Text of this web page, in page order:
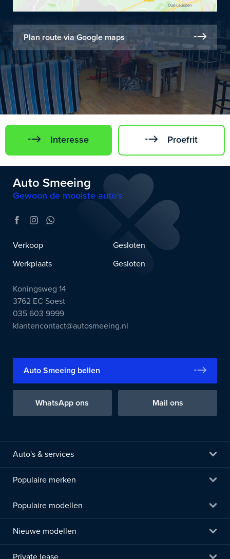
Plan route via Google maps
Interesse Proefrit
Auto Smeeing
Gewoon de mooiste auto’s
Verkoop
Gesloten
Werkplaats
Gesloten
Koningsweg 14
3762 EC Soest
035 603 9999
klantencontact@autosmeeing.nl
Auto Smeeing bellen
WhatsApp ons Mail ons
Auto's & services
Populaire merken
Populaire modellen
Nieuwe modellen